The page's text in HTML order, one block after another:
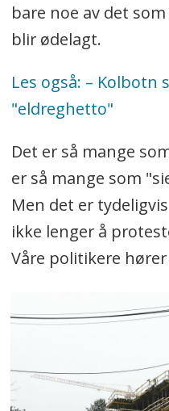
bare noe av det
blir ødelagt.
Les også: –
"eldreghetto"
Det er så mange
er så mange som
Men det er
ikke lenger å
Våre politikere